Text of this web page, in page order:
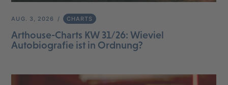
AUG. 3, 2026 CHARTS
Arthouse-Charts KW 31/26: Wieviel
Autobiografie ist in Ordnung?